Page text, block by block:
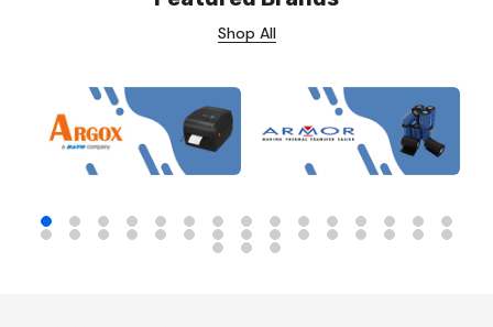
Shop All